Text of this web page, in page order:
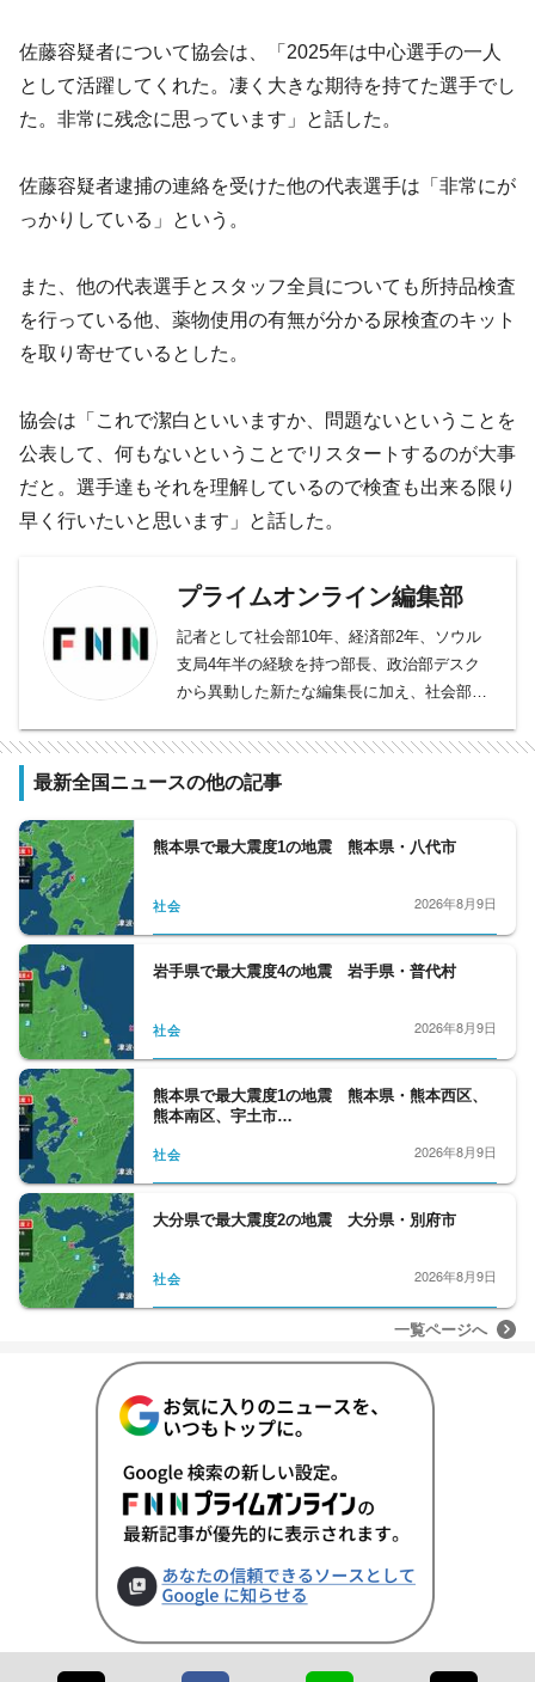
佐藤容疑者について協会は、「2025年は中心選手の一人
として活躍してくれた。凄く大きな期待を持てた選手でし
た。非常に残念に思っています」と話した。
佐藤容疑者逮捕の連絡を受けた他の代表選手は「非常にが
っかりしている」という。
また、他の代表選手とスタッフ全員についても所持品検査
を行っている他、薬物使用の有無が分かる尿検査のキット
を取り寄せているとした。
協会は「これで潔白といいますか、問題ないということを
公表して、何もないということでリスタートするのが大事
だと。選手達もそれを理解しているので検査も出来る限り
早く行いたいと思います」と話した。
プライムオンライン編集部
記者として社会部10年、経済部2年、ソウル
支局4年半の経験を持つ部長、政治部デスク
から異動した新たな編集長に加え、社会部デ
局長、国際取材部記者、報道番組ディレクタ
ー・プロデューサー、バラエティー制作者、
編集長・デスクを合わせ11人が所属。事件や
らゆるニュースを取り扱うプロ集団です。
最新全国ニュースの他の記事
熊本県で最大震度1の地震 熊本県・八代市
社会 2026年8月9日
岩手県で最大震度4の地震 岩手県・普代村
社会 2026年8月9日
熊本県で最大震度1の地震 熊本県・熊本西区、
熊本南区、宇土市…
社会 2026年8月9日
大分県で最大震度2の地震 大分県・別府市
社会 2026年8月9日
一覧ページへ